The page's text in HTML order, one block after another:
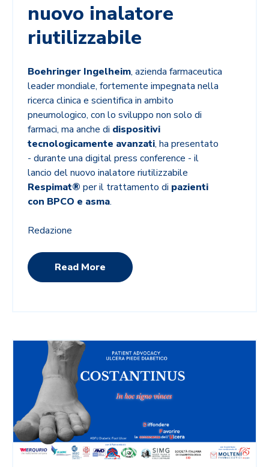
nuovo inalatore
riutilizzabile
Boehringer Ingelheim, azienda farmaceutica
leader mondiale, fortemente impegnata nella
ricerca clinica e scientifica in ambito
pneumologico, con lo sviluppo non solo di
farmaci, ma anche di dispositivi
tecnologicamente avanzati, ha presentato
- durante una digital press conference - il
lancio del nuovo inalatore riutilizzabile
Respimat® per il trattamento di pazienti
con BPCO e asma.
Redazione
Read More